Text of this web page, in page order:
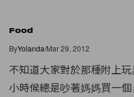
Food
ByYolanda/Mar 29, 2012
不知道大家對於那種附上
小時候總是吵著媽媽買一個